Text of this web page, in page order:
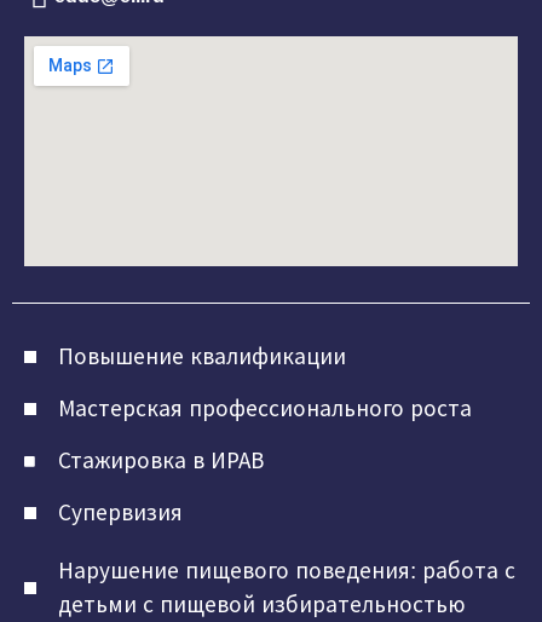
Повышение квалификации
Мастерская профессионального роста
Стажировка в ИРАВ
Супервизия
Нарушение пищевого поведения: работа с
детьми с пищевой избирательностью